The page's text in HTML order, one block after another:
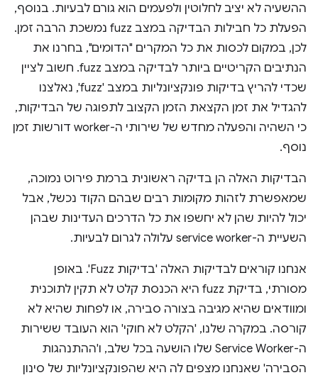
ההשעיה לא יציב לחלוטין ולפעמים הוא גורם לבעיות. בנוסף,
הפעלת כל חבילות הבדיקה במצב fuzz נמשכת הרבה זמן.
לכן, במקום לכסות את כל המקרים "הדומים", בחרנו את
הנתיבים הקריטיים ביותר לבדיקה במצב fuzz. חשוב לציין
שכדי להריץ בדיקות פונקציונליות במצב 'fuzz', נאלצנו
להגדיל את זמן הקצאת הזמן הקצוב לתפוגה של הבדיקות,
כי השהיה והפעלה מחדש של שירותי ה-worker דורשות זמן
נוסף.
הבדיקות האלה הן בדיקה ראשונית ברמת פירוט נמוכה,
שמאפשרת לזהות מקומות רבים שבהם הקוד נכשל, אבל
יכול להיות שהן לא יחשפו את כל הדרכים העדינות שבהן
השעיית ה-service worker עלולה לגרום לבעיות.
אנחנו קוראים לבדיקות האלה 'בדיקות Fuzz'. באופן
מסורתי, בדיקת fuzz היא הכנסת קלט לא תקין לתוכנית
ומוודאים שהיא מגיבה בצורה סבירה, או לפחות שהיא לא
קורסה. במקרה שלנו, 'הקלט לא חוקי' הוא העובד ששירות
ה-Service Worker שלו הושעה בכל שלב, ו'ההתנהגות
הסבירה' שאנחנו מצפים לה היא שהפונקציונליות של סינון